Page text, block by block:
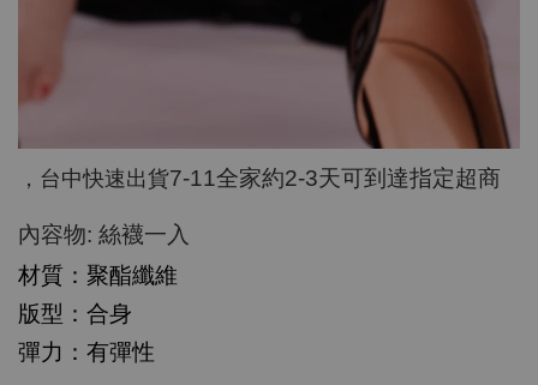
，台中快速出貨7-11全家約2-3天可到達指定超商
內容物: 絲襪一入
材質：聚酯纖維
版型：合身
彈力：有彈性